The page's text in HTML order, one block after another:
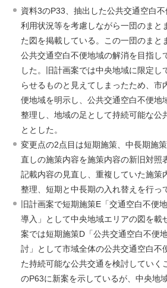
資料3のP33、抽出した公共交通空白
利用状況等を考慮しながら一団のまと
た図を掲載している。この一団のまと
公共交通空白不便地域の解消を目指し
した。旧計画案では中央地域に限定し
らせるものと見えてしまったため、市
便地域を明示し、公共交通空白不便地
整理し、地域の足として持続可能な公
ととした。
変更点の2点目は短期施策、中長期施
直しの施策内容を施策内容の新旧対照
記載内容の見直し、重複していた施策
整理、短期と中長期の入れ替えを行っ
旧計画案で短期施策E「交通空白不便
導入」として中央地域エリアの図を載
案では短期施策D「公共交通空白不便
討」として市域全体の公共交通空白不
た持続可能な公共交通を検討していく
のP63に新案を示しているが、中央地